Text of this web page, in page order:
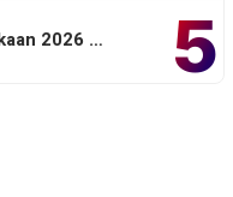
5
2026 …